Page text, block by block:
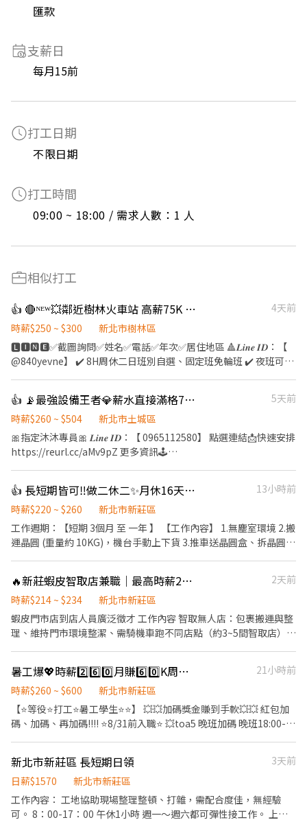
匯款
支薪日
每月15前
打工日期
不限日期
打工時間
09:00 ~ 18:00 / 需求人數：1 人
相似打工
👍 🔴ᴺᴱᵂ💥鄰近樹林火車站 高薪75K 週領最高10000【夜班隔天下夜 免輪班】
4天前
時薪$250 ~ $300
新北市樹林區
🅻🅸🅽🅴✅截圖詢問✅姓名✅電話✅年次✅居住地區 🔺𝑳𝒊𝒏𝒆 𝑰𝑫：【
@840yevne】 ✔️ 8H周休二日班別自選、固定班免輪班 ✔️ 夜班可隔
通方便 ✔️ 上下午皆有休息時間 ✔️ 恆溫22-25度涼爽冷氣房作業 ✔️
附設員工餐廳,便利商店,室內停車場 ✔️ 勞健保團保勞退6%、三節禮
金或禮品 ✔️ 完善的教育訓練.資深人員協助指導 ⚡️樹林區博愛街(近
樹林火車站/樹林高中) ⚡️電腦軟板相關製程-機台操作.測試組裝.產品
檢驗 ⚡️休禮拜天/一到六排休(例假日不上班)(薪資含津貼/加班) ⚡️周
時薪$230➜ 未加班含津貼【$40,480】➜加班最高【$65,600】
▶️【夜班】：19:50-05:10(夜班隔天直接下夜) 【薪水】：時薪
$250➜ 未加班含津貼【$44,000】➜加班最高【$75,900】
▬▬▬▬▬▬▬【✅快速報名✅】▬▬▬▬▬▬▬ 🅻🅸🅽🅴✅截圖
詢問✅姓名✅電話✅年次✅居住地區 🔺𝑳𝒊𝒏𝒆 𝑰𝑫：【 @840yevne】
👍 📡最強設備王者💎薪水直接滿格7萬5入袋🔥隔天下夜【週領破萬】🕊️公司團膳#高錄取
5天前
時薪$260 ~ $504
新北市土城區
🎀指定沐沐專員🎀 𝑳𝒊𝒏𝒆 𝑰𝑫：【 0965112580】 點選連結📩快速安排
https://reurl.cc/aMv9pZ 更多資訊🕹️
選、固定班免輪班 🔺 夜班可隔日立即下夜 🔺 錄取率高,福利好,薪資
優渥 🔺 提供團膳,工作環境優質,交通方便 🔺 恆溫22-25度涼爽冷氣
房作業 🔺 附設員工餐廳,便利商店,室內停車場 🔺 體檢補助 - 📍地
點：樹林區博愛街(近樹林火車站/樹林高中) 🔗電腦軟板相關製程-機
台操作.測試組裝.產品檢驗 🔺週日為休息日🔺1-6在排休一天例假日
【$40,480】➜加班最高【$65,600 】 ▶️【夜班】：19:50-05:10(夜
班隔天直接下夜) 【薪水】：時薪$250➜ 未加班含津貼【$44,000】
─────────────────── ⭕享勞保/健保/團保/勞
退6% ⭕環境乾淨明亮 ⭕專員親自詳細解說工作內容
👍 長短期皆可‼️做二休二✨月休16天🔥晶圓搬運員 💥可短期2-3個月
13小時前
時薪$220 ~ $260
新北市新莊區
工作週期：【短期 3個月 至 一年 】 【工作內容】 1.無塵室環境 2.搬
運晶圓 (重量約 10KG)，機台手動上下貨 3.推車送晶圓盒、拆晶圓外
任獎金(任期一年) : >> 整年度平均薪資 * 兩個月 另加 兩萬 / 五萬八
留任獎金 日/夜 (20000 / 58000) 年終獎金 日/夜 (69600 / 82600)
(分成4份每季發放一份) 《休假制度》 做二休二 固定日/夜班 (月休
15-16天) 【上班地點】 桃園市龜山區華亞五路2號 📩 【火速卡位應
核，敏感欄位（身分證/詳細地址）錄取前皆可先不填！ ➋加入留
言： 👉https://lin.ee/OBnhVN5 私訊留下 ⌜姓名+電話 +應徵半導
🔥新莊蝦皮智取店兼職｜最高時薪234元💰｜免經驗可｜立即應徵🚀蝦智MH
2天前
時薪$214 ~ $234
新北市新莊區
蝦皮門市店到店人員廣泛徵才 工作內容 智取無人店：包裹搬運與整
理、維持門市環境整潔、需騎機車跑不同店點（約3~5間智取店）
08:30~13:30 兼職晚班 17:30~22:30 夜班時段 23:30–03:30，需先在
早班或晚班實習，實習時間最晚可從19:00開始。 薪資待遇 智取
店：時薪234(含津貼) ✅ 國定假日排班享有雙倍時薪 休假制度 排班
制，一週排班約4天(假日須可配合排班) 【 工作地點 】 以下門市都
可應徵 ⭐ 智取無人店 ⭐ (各跑店點區域代表門市) 新莊體育 - 智取店
港一街126號1樓 新莊中正 - 智取店 新北市新莊區中正路881-16號1
樓 新莊榮華 - 智取店 新北市新莊區榮華路一段58號1樓 新莊公園 -
https://reurl.cc/bVWdV3 ID：@446nvivi 傳送資料：【截圖職缺＋
暑工爆💖時薪2️⃣6️⃣0️⃣月賺6️⃣0️⃣K周休二日✅免費供餐✅周領✅免費交通車✅生活用品包裝
21小時前
時薪$260 ~ $600
新北市新莊區
【⭐等役⭐打工⭐暑工學生⭐️⭐️】 💥💥加碼獎金賺到手軟💥💥 紅包加
碼、加碼、再加碼!!!! ⭐8/31前入職⭐ 💥toa5 晚班加碼 晚班18:00-
結果 ⭐工作內容:網購包裹理貨、分貨 ⭐【免費供餐 】休息室+餐廳
有冷氣 ⭐ 冰箱、微波爐、外出用餐、有上鎖置物櫃 ⭐【免費交通車
上下班】工作簡單好上手、無經驗免擔心 ⭐桃園/新北/新竹都有免費
交通車➡️超過37條線任選 ⭐排休8天自已可以排二天 ⭐TOA5 日/200
新北市新莊區 長短期日領
3天前
日薪$1570
新北市新莊區
工作內容： 工地協助現場整理整頓、打雜，需配合度佳，無經驗
可。 8：00-17：00 午休1小時 週一～週六都可彈性接工作。 上班